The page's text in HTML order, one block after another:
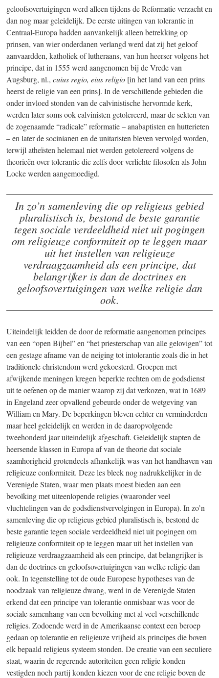
geloofsovertuigingen werd alleen tijdens de Reformatie verzacht en
dan nog maar geleidelijk. De eerste uitingen van tolerantie in
Centraal-Europa hadden aanvankelijk alleen betrekking op
prinsen, van wier onderdanen verlangd werd dat zij het geloof
aanvaardden, katholiek of lutheraans, van hun heerser volgens het
principe, dat in 1555 werd aangenomen bij de Vrede van
Augsburg, nl., cuius regio, eius religio [in het land van een prins
heerst de religie van een prins]. In de verschillende gebieden die
onder invloed stonden van de calvinistische hervormde kerk,
werden later soms ook calvinisten getolereerd, maar de sekten van
de zogenaamde “radicale” reformatie – anabaptisten en hutterieten
– en later de socinianen en de unitaristen bleven vervolgd worden,
terwijl atheïsten helemaal niet werden getolereerd volgens de
theorieën over tolerantie die zelfs door verlichte filosofen als John
Locke werden aangemoedigd.
In zo’n samenleving die op religieus gebied
pluralistisch is, bestond de beste garantie
tegen sociale verdeeldheid niet uit pogingen
om religieuze conformiteit op te leggen maar
uit het instellen van religieuze
verdraagzaamheid als een principe, dat
belangrijker is dan de doctrines en
geloofsovertuigingen van welke religie dan
ook.
Uiteindelijk leidden de door de reformatie aangenomen principes
van een “open Bijbel” en “het priesterschap van alle gelovigen” tot
een gestage afname van de neiging tot intolerantie zoals die in het
traditionele christendom werd gekoesterd. Groepen met
afwijkende meningen kregen beperkte rechten om de godsdienst
uit te oefenen op de manier waarop zij dat verkozen, wat in 1689
in Engeland zeer opvallend gebeurde onder de wetgeving van
William en Mary. De beperkingen bleven echter en verminderden
maar heel geleidelijk en werden in de daaropvolgende
tweehonderd jaar uiteindelijk afgeschaft. Geleidelijk stapten de
heersende klassen in Europa af van de theorie dat sociale
saamhorigheid grotendeels afhankelijk was van het handhaven van
religieuze conformiteit. Deze les bleek nog nadrukkelijker in de
Verenigde Staten, waar men plaats moest bieden aan een
bevolking met uiteenlopende religies (waaronder veel
vluchtelingen van de godsdienstvervolgingen in Europa). In zo’n
samenleving die op religieus gebied pluralistisch is, bestond de
beste garantie tegen sociale verdeeldheid niet uit pogingen om
religieuze conformiteit op te leggen maar uit het instellen van
religieuze verdraagzaamheid als een principe, dat belangrijker is
dan de doctrines en geloofsovertuigingen van welke religie dan
ook. In tegenstelling tot de oude Europese hypotheses van de
noodzaak van religieuze dwang, werd in de Verenigde Staten
erkend dat een principe van tolerantie onmisbaar was voor de
sociale samenhang van een bevolking met al veel verschillende
religies. Zodoende werd in de Amerikaanse context een beroep
gedaan op tolerantie en religieuze vrijheid als principes die boven
elk bepaald religieus systeem stonden. De creatie van een seculiere
staat, waarin de regerende autoriteiten geen religie konden
vestigden noch partij konden kiezen voor de ene religie boven de